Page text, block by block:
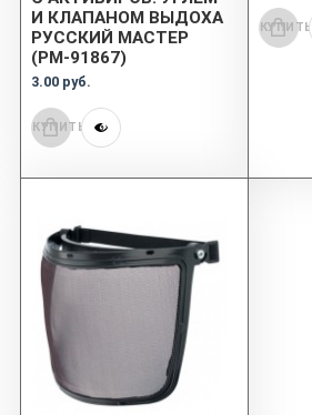
И КЛАПАНОМ ВЫДОХА
РУССКИЙ МАСТЕР
(РМ-91867)
3.00 руб.
КУПИТЬ
КУПИТЬ